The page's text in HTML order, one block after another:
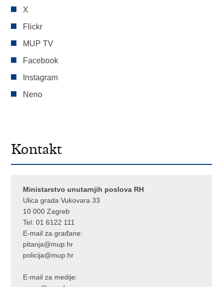
X
Flickr
MUP TV
Facebook
Instagram
Neno
Kontakt
Ministarstvo unutarnjih poslova RH
Ulica grada Vukovara 33
10 000 Zagreb
Tel:01 6122 111
E-mail za građane:
pitanja@mup.hr
policija@mup.hr
E-mail za medije: